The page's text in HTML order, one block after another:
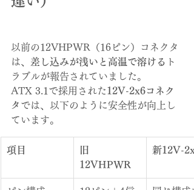
以前の12VHPWR（16ピン）コネクタ
は、 差し込みが浅いと高温で溶ける ト
ラブルが報告されていました。
ATX 3.1で採用された12V-2x6コネク
タ では、以下のように安全性が向上し
ています。
項目
旧
12VHPWR
新12V-